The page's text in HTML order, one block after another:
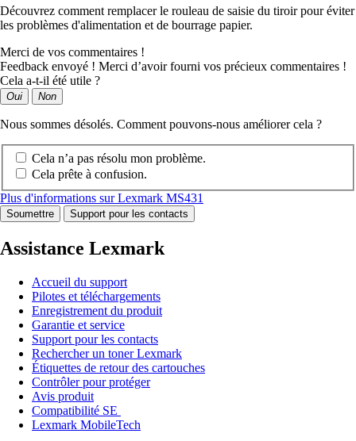
Découvrez comment remplacer le rouleau de saisie du tiroir pour éviter
les problèmes d'alimentation et de bourrage papier.
Merci de vos commentaires !
Feedback envoyé ! Merci d’avoir fourni vos précieux commentaires !
Cela a-t-il été utile ?
Oui Non
Nous sommes désolés. Comment pouvons-nous améliorer cela ?
Cela n’a pas résolu mon problème.
Cela prête à confusion.
Plus d'informations sur Lexmark MS431
Soumettre Support pour les contacts
Assistance Lexmark
Accueil du support
Pilotes et téléchargements
Enregistrement du produit
Garantie et service
Support pour les contacts
Rechercher un toner Lexmark
Étiquettes de retour des cartouches
Contrôler pour protéger
Avis produit
Compatibilité SE
Lexmark MobileTech